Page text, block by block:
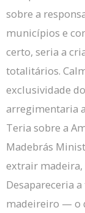
sobre a
municípios e
certo, seria a
totalitários.
exclusividade
arregimentaria
Teria sobre a
Madebrás
extrair madeira,
Desapareceria
madeireiro — o